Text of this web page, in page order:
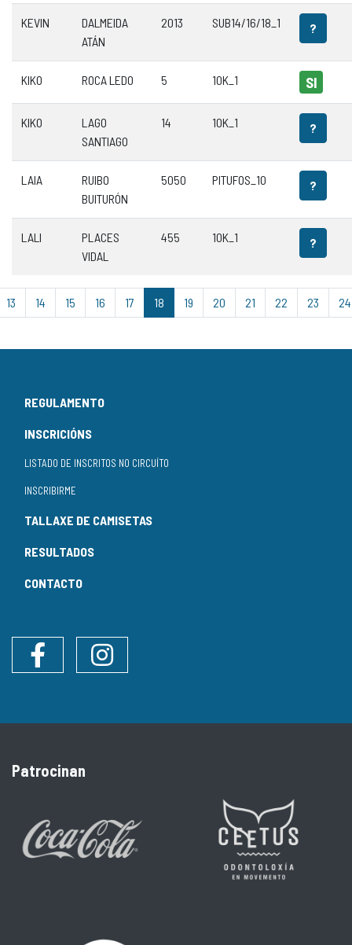
KEVIN
DALMEIDA
ATÁN
2013 SUB14/16/18_1 ?
KIKO ROCA LEDO 5 10K_1 SI
KIKO
LAGO
SANTIAGO
14 10K_1 ?
LAIA
RUIBO
BUITURÓN
5050 PITUFOS_10 ?
LALI
PLACES
VIDAL
455 10K_1 ?
13 14 15 16 17 18 19 20 21 22 23 24
REGULAMENTO
INSCRICIÓNS
LISTADO DE INSCRITOS NO CIRCUÍTO
INSCRIBIRME
TALLAXE DE CAMISETAS
RESULTADOS
CONTACTO
Instagram
Patrocinan